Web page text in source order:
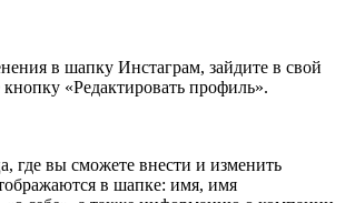
в шапку Инстаграм, зайдите в свой
«Редактировать профиль».
где вы сможете внести и изменить
в шапке: имя, имя